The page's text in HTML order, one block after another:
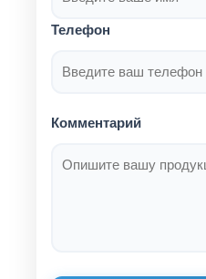
Телефон
Комментарий